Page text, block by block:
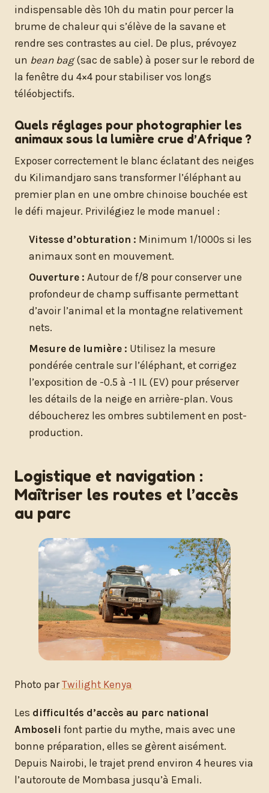
indispensable dès 10h du matin pour percer la
brume de chaleur qui s’élève de la savane et
rendre ses contrastes au ciel. De plus, prévoyez
un bean bag(sac de sable) à poser sur le rebord de
la fenêtre du 4×4 pour stabiliser vos longs
téléobjectifs.
Quels réglages pour photographier les
animaux sous la lumière crue d’Afrique ?
Exposer correctement le blanc éclatant des neiges
du Kilimandjaro sans transformer l’éléphant au
premier plan en une ombre chinoise bouchée est
le défi majeur. Privilégiez le mode manuel :
Vitesse d’obturation : Minimum 1/1000s si les
animaux sont en mouvement.
Ouverture : Autour de f/8 pour conserver une
profondeur de champ suffisante permettant
d’avoir l’animal et la montagne relativement
nets.
Mesure de lumière : Utilisez la mesure
pondérée centrale sur l’éléphant, et corrigez
l’exposition de -0.5 à -1 IL (EV) pour préserver
les détails de la neige en arrière-plan. Vous
déboucherez les ombres subtilement en post-
production.
Logistique et navigation :
Maîtriser les routes et l’accès
au parc
Photo parTwilight Kenya
Les difficultés d’accès au parc national
Amboseli font partie du mythe, mais avec une
bonne préparation, elles se gèrent aisément.
Depuis Nairobi, le trajet prend environ 4 heures via
l’autoroute de Mombasa jusqu’à Emali.